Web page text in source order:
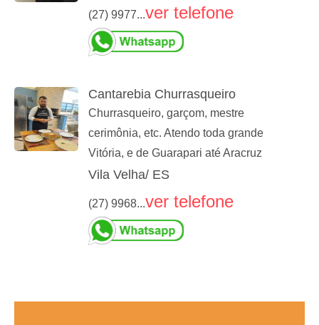
(27) 9977...ver telefone
Cantarebia Churrasqueiro
Churrasqueiro, garçom, mestre
cerimônia, etc. Atendo toda grande
Vitória, e de Guarapari até Aracruz
Vila Velha/ ES
(27) 9968...ver telefone